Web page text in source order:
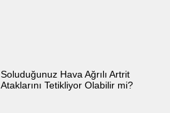
Soluduğunuz Hava Ağrılı Artrit
Ataklarını Tetikliyor Olabilir mi?